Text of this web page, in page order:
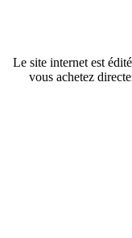
Le site internet est
vous achetez